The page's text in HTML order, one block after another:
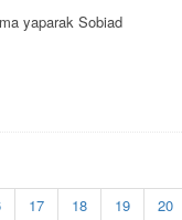
yaparak Sobiad
17 18 19
20